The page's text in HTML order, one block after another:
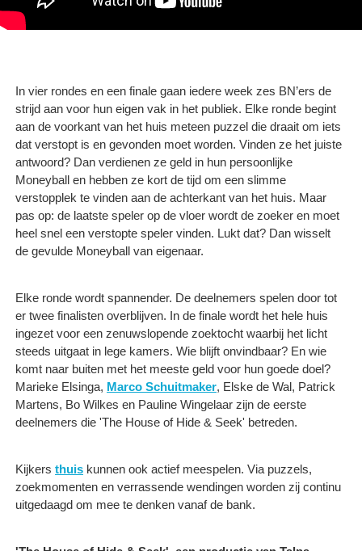
In vier rondes en een finale gaan iedere week zes BN’ers de
strijd aan voor hun eigen vak in het publiek. Elke ronde begint
aan de voorkant van het huis meteen puzzel die draait om iets
dat verstopt is en gevonden moet worden. Vinden ze het juiste
antwoord? Dan verdienen ze geld in hun persoonlijke
Moneyball en hebben ze kort de tijd om een slimme
verstopplek te vinden aan de achterkant van het huis. Maar
pas op: de laatste speler op de vloer wordt de zoeker en moet
heel snel een verstopte speler vinden. Lukt dat? Dan wisselt
de gevulde Moneyball van eigenaar.
Elke ronde wordt spannender. De deelnemers spelen door tot
er twee finalisten overblijven. In de finale wordt het hele huis
ingezet voor een zenuwslopende zoektocht waarbij het licht
steeds uitgaat in lege kamers. Wie blijft onvindbaar? En wie
komt naar buiten met het meeste geld voor hun goede doel?
Marieke Elsinga, Marco Schuitmaker, Elske de Wal, Patrick
Martens, Bo Wilkes en Pauline Wingelaar zijn de eerste
deelnemers die 'The House of Hide & Seek' betreden.
Kijkers thuis kunnen ook actief meespelen. Via puzzels,
zoekmomenten en verrassende wendingen worden zij continu
uitgedaagd om mee te denken vanaf de bank.